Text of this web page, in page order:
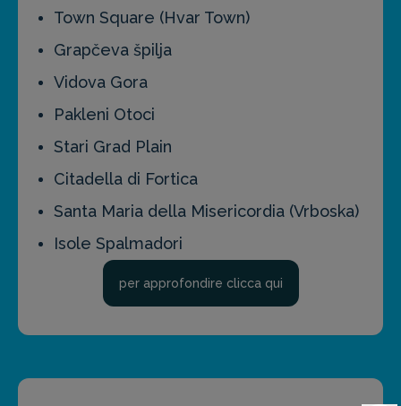
Town Square (Hvar Town)
Grapčeva špilja
Vidova Gora
Pakleni Otoci
Stari Grad Plain
Citadella di Fortica
Santa Maria della Misericordia (Vrboska)
Isole Spalmadori
per approfondire clicca qui